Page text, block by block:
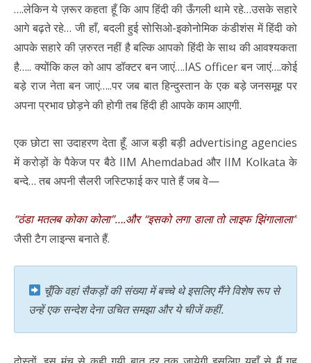
….लेकिन ये ज़रूर कहता हूँ कि आप हिंदी की ऊँगली थामे रहे…उसके सहारे
आगे बढ़ते रहे… जी हाँ, बदली हुई सोसिओ-इकोनोमिक कंडीशंस में हिंदी को
आपके सहारे की ज़रुरत नहीं है बल्कि आपको हिंदी के साथ की आवश्यकता
है…..क्योंकि कल को आप डॉक्टर बन जाएं….IAS officer बन जाएं….कोई
बड़े राज नेता बन जाएं…..पर जब बात हिन्दुस्तान के एक बड़े जनसमूह पर
अपना प्रभाव छोड़ने की होगी तब हिंदी ही आपके काम आएगी.
एक छोटा सा उदाहरण देता हूँ. आज बड़ी बड़ी advertising agencies
में करोड़ों के पैकेज पर बैठे IIM Ahemdabad और IIM Kolkata के
बन्दे… तब अपनी सैलरी जस्टिफाई कर पाते हैं जब वे—
“ठंडा मतलब कोका कोला”….और “इसको लगा डाला तो लाइफ झिंगालाला”
जैसी टैग लाइन्स बनाते हैं.
चूँकि वहां सैकड़ों की संख्या में बच्चे थे इसलिए मैंने विशेष रूप से
उन्हें एक सन्देश देना उचित समझा और ये चीजें कहीं.